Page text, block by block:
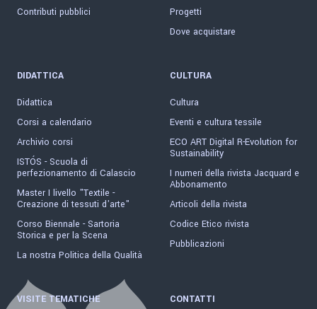
Contributi pubblici
Progetti
Dove acquistare
DIDATTICA
Didattica
Corsi a calendario
Archivio corsi
ISTÓS - Scuola di
perfezionamento di Calascio
Master I livello "Textile -
Creazione di tessuti d'arte"
Corso Biennale - Sartoria
Storica e per la Scena
La nostra Politica della Qualità
CULTURA
Cultura
Eventi e cultura tessile
ECO ART Digital R-Evolution for
Sustainability
I numeri della rivista Jacquard e
Abbonamento
Articoli della rivista
Codice Etico rivista
Pubblicazioni
VISITE TEMATICHE CONTATTI